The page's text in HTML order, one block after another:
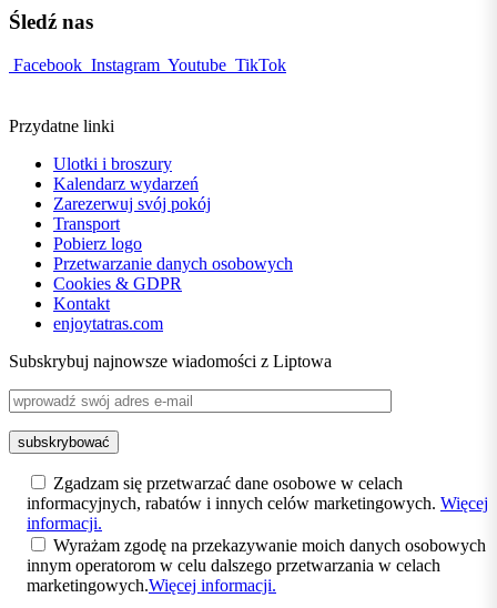
Śledź nas
Facebook Instagram Youtube TikTok
Przydatne linki
Ulotki i broszury
Kalendarz wydarzeń
Zarezerwuj svój pokój
Transport
Pobierz logo
Przetwarzanie danych osobowych
Cookies & GDPR
Kontakt
enjoytatras.com
Subskrybuj najnowsze wiadomości z Liptowa
Zgadzam się przetwarzać dane osobowe w celach
informacyjnych, rabatów i innych celów marketingowych. Więcej
informacji.
Wyrażam zgodę na przekazywanie moich danych osobowych
innym operatorom w celu dalszego przetwarzania w celach
marketingowych.Więcej informacji.